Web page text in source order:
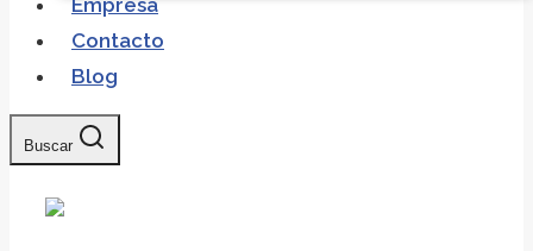
Empresa
Contacto
Blog
Buscar